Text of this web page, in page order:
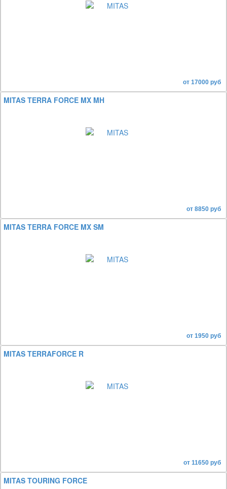
от 17000 руб
MITAS TERRA FORCE MX MH
от 8850 руб
MITAS TERRA FORCE MX SM
от 1950 руб
MITAS TERRAFORCE R
от 11650 руб
MITAS TOURING FORCE